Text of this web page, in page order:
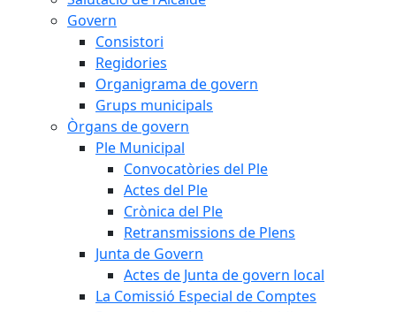
Govern
Consistori
Regidories
Organigrama de govern
Grups municipals
Òrgans de govern
Ple Municipal
Convocatòries del Ple
Actes del Ple
Crònica del Ple
Retransmissions de Plens
Junta de Govern
Actes de Junta de govern local
La Comissió Especial de Comptes